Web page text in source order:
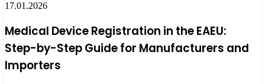
17.01.2026
Medical Device Registration in the EAEU:
Step-by-Step Guide for Manufacturers and
Importers